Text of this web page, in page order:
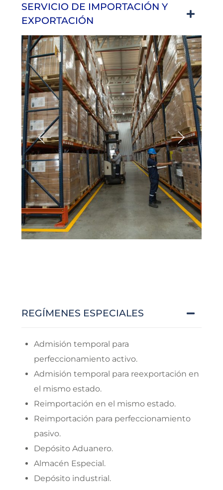
SERVICIO DE IMPORTACIÓN Y
EXPORTACIÓN
REGÍMENES ESPECIALES
Admisión temporal para
perfeccionamiento activo.
Admisión temporal para reexportación en
el mismo estado.
Reimportación en el mismo estado.
Reimportación para perfeccionamiento
pasivo.
Depósito Aduanero.
Almacén Especial.
Depósito industrial.